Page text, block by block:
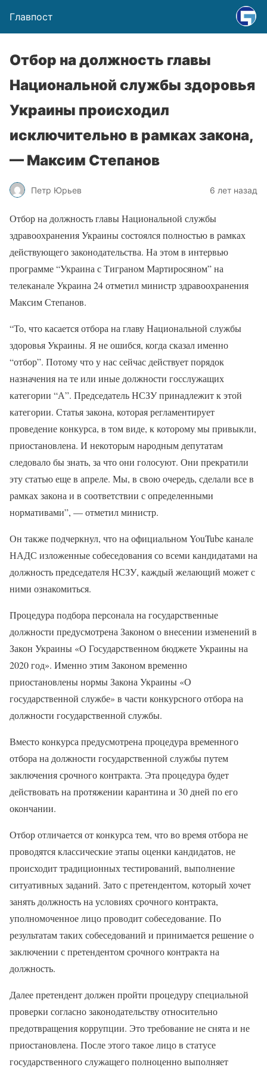
Главпост
Отбор на должность главы
Национальной службы здоровья
Украины происходил
исключительно в рамках закона,
— Максим Степанов
Петр Юрьев 6 лет назад
Отбор на должность главы Национальной службы
здравоохранения Украины состоялся полностью в рамках
действующего законодательства. На этом в интервью
программе “Украина с Тиграном Мартиросяном” на
телеканале Украина 24 отметил министр здравоохранения
Максим Степанов.
“То, что касается отбора на главу Национальной службы
здоровья Украины. Я не ошибся, когда сказал именно
“отбор”. Потому что у нас сейчас действует порядок
назначения на те или иные должности госслужащих
категории “А”. Председатель НСЗУ принадлежит к этой
категории. Статья закона, которая регламентирует
проведение конкурса, в том виде, к которому мы привыкли,
приостановлена. И некоторым народным депутатам
следовало бы знать, за что они голосуют. Они прекратили
эту статью еще в апреле. Мы, в свою очередь, сделали все в
рамках закона и в соответствии с определенными
нормативами”, — отметил министр.
Он также подчеркнул, что на официальном YouTube канале
НАДС изложенные собеседования со всеми кандидатами на
должность председателя НСЗУ, каждый желающий может с
ними ознакомиться.
Процедура подбора персонала на государственные
должности предусмотрена Законом о внесении изменений в
Закон Украины «О Государственном бюджете Украины на
2020 год». Именно этим Законом временно
приостановлены нормы Закона Украины «О
государственной службе» в части конкурсного отбора на
должности государственной службы.
Вместо конкурса предусмотрена процедура временного
отбора на должности государственной службы путем
заключения срочного контракта. Эта процедура будет
действовать на протяжении карантина и 30 дней по его
окончании.
Отбор отличается от конкурса тем, что во время отбора не
проводятся классические этапы оценки кандидатов, не
происходит традиционных тестирований, выполнение
ситуативных заданий. Зато с претендентом, который хочет
занять должность на условиях срочного контракта,
уполномоченное лицо проводит собеседование. По
результатам таких собеседований и принимается решение о
заключении с претендентом срочного контракта на
должность.
Далее претендент должен пройти процедуру специальной
проверки согласно законодательству относительно
предотвращения коррупции. Это требование не снята и не
приостановлена. После этого такое лицо в статусе
государственного служащего полноценно выполняет